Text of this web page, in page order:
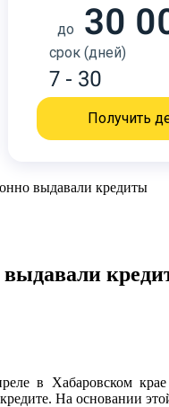
до 30
срок (дней)
7 - 30
Получить
выдавали кредиты
выдавали
в Хабаровском крае
кредите. На основании